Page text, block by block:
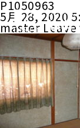
P1050963
5月 28, 2020
master